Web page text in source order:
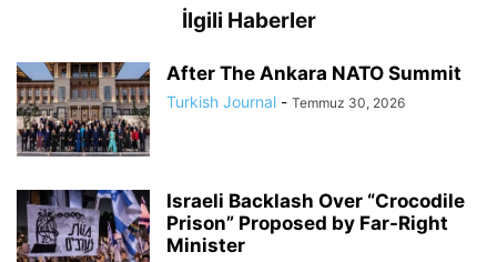
İlgili Haberler
After The Ankara NATO Summit
Turkish Journal - Temmuz 30, 2026
Israeli Backlash Over “Crocodile
Prison” Proposed by Far-Right
Minister